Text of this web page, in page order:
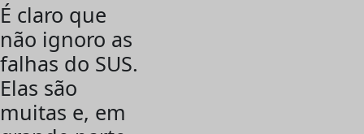
É claro que
não ignoro as
falhas do SUS.
Elas são
muitas e, em